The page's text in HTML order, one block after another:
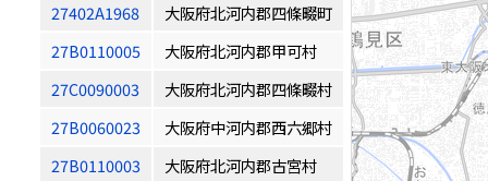
27402A1968
大阪府北河内郡四條畷町
27B0110005
大阪府北河内郡甲可村
27C0090003
大阪府北河内郡四條畷村
27B0060023
大阪府中河内郡西六郷村
27B0110003
大阪府北河内郡古宮村